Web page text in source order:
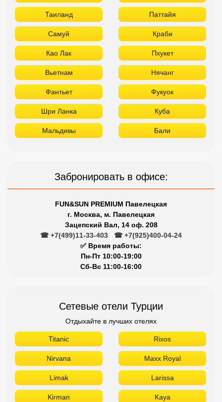
Таиланд Паттайя
Самуй Краби
Као Лак Пхукет
Вьетнам Нячанг
Фантьет Фукуок
Шри Ланка Куба
Мальдивы Бали
Забронировать в офисе:
FUN&SUN PREMIUM Павелецкая
г. Москва, м. Павелецкая
Зацепский Вал, 14 оф. 208
☎ +7(499)11-33-403
☎ +7(925)400-04-24
✅ Время работы:
Пн-Пт 10:00-19:00
Сб-Вс 11:00-16:00
Сетевые отели Турции
Отдыхайте в лучших отелях
Titanic Rixos
Nirvana Maxx Royal
Limak Larissa
Kirman Kaya